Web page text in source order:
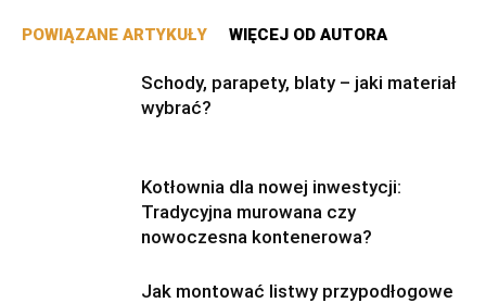
POWIĄZANE ARTYKUŁY WIĘCEJ OD AUTORA
Schody, parapety, blaty – jaki materiał
wybrać?
Kotłownia dla nowej inwestycji:
Tradycyjna murowana czy
nowoczesna kontenerowa?
Jak montować listwy przypodłogowe